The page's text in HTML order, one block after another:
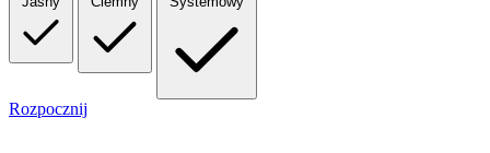
Rozpocznij